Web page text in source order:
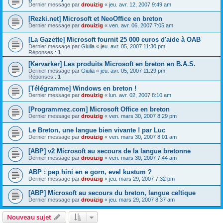
Dernier message par drouizig « jeu. avr. 12, 2007 9:49 am
[Rezki.net] Microsoft et NeoOffice en breton
Dernier message par drouizig « ven. avr. 06, 2007 7:05 am
[La Gazette] Microsoft fournit 25 000 euros d'aide à OAB
Dernier message par Giulia « jeu. avr. 05, 2007 11:30 pm
Réponses : 1
[Kervarker] Les produits Microsoft en breton en B.A.S.
Dernier message par Giulia « jeu. avr. 05, 2007 11:29 pm
Réponses : 1
[Télégramme] Windows en breton !
Dernier message par drouizig « lun. avr. 02, 2007 8:10 am
[Programmez.com] Microsoft Office en breton
Dernier message par drouizig « ven. mars 30, 2007 8:29 pm
Le Breton, une langue bien vivante ! par Luc
Dernier message par drouizig « ven. mars 30, 2007 8:01 am
[ABP] v2 Microsoft au secours de la langue bretonne
Dernier message par drouizig « ven. mars 30, 2007 7:44 am
ABP : pep hini en e gorn, evel kustum ?
Dernier message par drouizig « jeu. mars 29, 2007 7:32 pm
[ABP] Microsoft au secours du breton, langue celtique
Dernier message par drouizig « jeu. mars 29, 2007 8:37 am
Nouveau sujet